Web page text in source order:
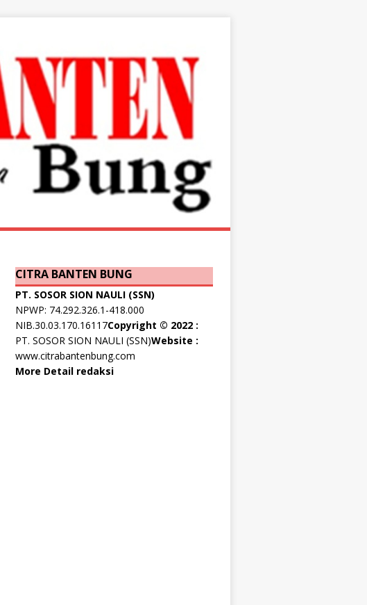
CITRA BANTEN BUNG
PT. SOSOR SION NAULI (SSN)
NPWP: 74.292.326.1-418.000
NIB.30.03.170.16117Copyright © 2022 :
PT. SOSOR SION NAULI (SSN)Website :
www.citrabantenbung.com
More Detail redaksi